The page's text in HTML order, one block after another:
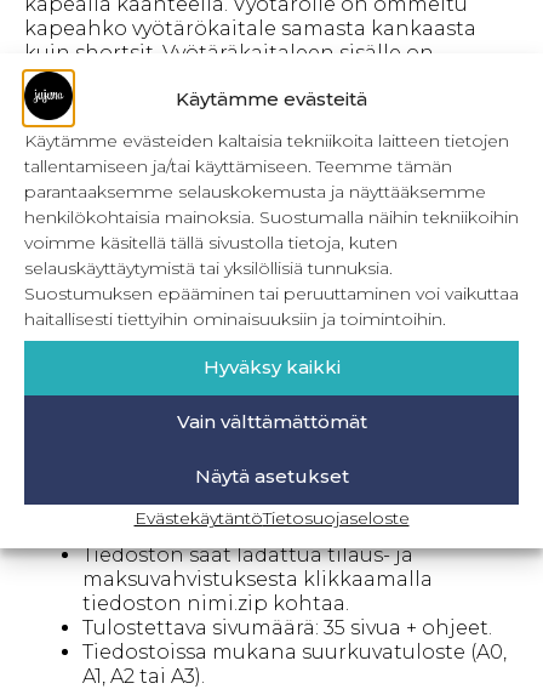
Käytämme evästeitä
Käytämme evästeiden kaltaisia tekniikoita laitteen tietojen
tallentamiseen ja/tai käyttämiseen. Teemme tämän
parantaaksemme selauskokemusta ja näyttääksemme
henkilökohtaisia mainoksia. Suostumalla näihin tekniikoihin
voimme käsitellä tällä sivustolla tietoja, kuten
selauskäyttäytymistä tai yksilöllisiä tunnuksia.
Suostumuksen epääminen tai peruuttaminen voi vaikuttaa
haitallisesti tiettyihin ominaisuuksiin ja toimintoihin.
Hyväksy kaikki
Vain välttämättömät
Näytä asetukset
EvästekäytäntöTietosuojaseloste
kapeahko vyötärökaitale samasta kankaasta
kuin shortsit. Vyötäräkaitaleen sisälle on
pujotettu kuminauha. Kun käytät pehmeää ja
hyvin joustavaa kuminauhaa, vyötärö ei paina ja
purista.
Pyjama mallit ovat suunniteltu joustavalle
puuvilla-elastaanitrikoolle. Kaavat on sarjottu
miesten C-mitoitusjärjestelmän mukaan. Kokoja
kaavoista löytyy 44-66. Kokotaulukon löydät
tuotesivulta. Mallikohtaisen kankaan menekin
löydät kun klikkaat mallin nimeä.
PDF-kaava – info
Tulostetaan itse, omalla
tulostimella usealle A4-kokoiselle
joten et tarvitse väritulostinta.
Mukana kirjalliset ompeluohjeet sekä
PDF-kaavan kasausohje.
Tiedoston saat ladattua tilaus- ja
maksuvahvistuksesta klikkaamalla
tiedoston nimi.zip kohtaa.
Tulostettava sivumäärä: 35 sivua + ohjeet.
Tiedostoissa mukana suurkuvatuloste (A0,
A1, A2 tai A3).